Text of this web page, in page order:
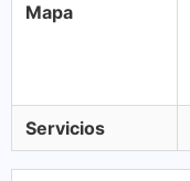
Mapa
Servicios